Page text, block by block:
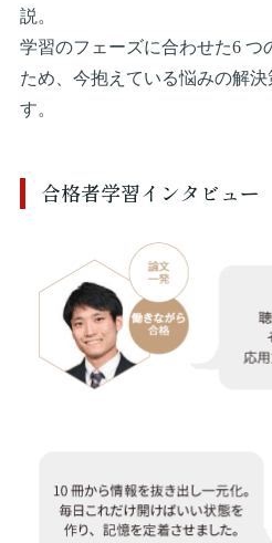
説。
学習のフェーズに合わせた6 つ
ため、今抱えている悩みの解
す。
合格者学習インタビュー